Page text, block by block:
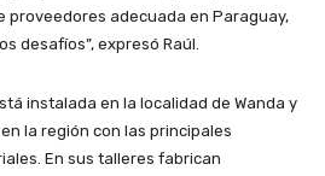
proveedores adecuada en Paraguay,
desafíos”, expresó Raúl.
instalada en la localidad de Wanda y
la región con las principales
En sus talleres fabrican